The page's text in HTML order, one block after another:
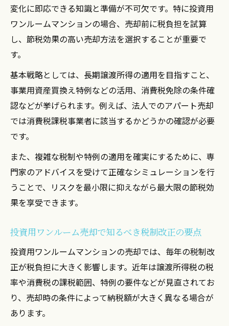
収益物件売却時の消費税課税事業者判定方
法
消費税非課税となる条件と注意点を詳しく
節税目的で行う不動産売却のポイント集
不動産売却で節税効果を高める基本アプロ
ーチ
投資用ワンルーム売却での節税法を分かり
減価償却費の考慮がワンルーム投資の節税
に重要
譲渡所得計算の仕組みと節税ポイントを解
説
減価償却費を考慮した賢い売却戦略とは
不動産売却時に重視すべき減価償却費の考
え方
ワンルームマンション減価償却費計算の基
本
変化に即応できる知識と準備が不可欠です。特に投資用
ワンルームマンションの場合、売却前に税負担を試算
し、節税効果の高い売却方法を選択することが重要で
す。
基本戦略としては、長期譲渡所得の適用を目指すこと、
事業用資産買換え特例などの活用、消費税免除の条件確
認などが挙げられます。例えば、法人でのアパート売却
では消費税課税事業者に該当するかどうかの確認が必要
です。
また、複雑な税制や特例の適用を確実にするために、専
門家のアドバイスを受けて正確なシミュレーションを行
うことで、リスクを最小限に抑えながら最大限の節税効
果を享受できます。
投資用ワンルーム売却で知るべき税制改正の要点
投資用ワンルームマンションの売却では、毎年の税制改
正が税負担に大きく影響します。近年は譲渡所得税の税
率や消費税の課税範囲、特例の要件などが見直されてお
り、売却時の条件によって納税額が大きく異なる場合が
あります。